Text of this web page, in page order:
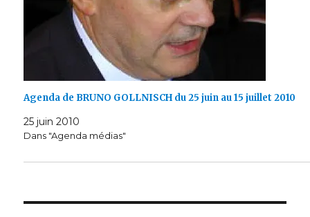
Agenda de BRUNO GOLLNISCH du 25 juin au 15 juillet 2010
25 juin 2010
Dans "Agenda médias"